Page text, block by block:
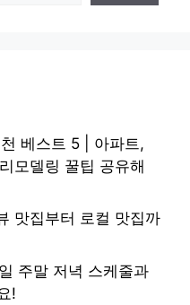
베스트 5 | 아파트,
모델링 꿀팁 공유해
맛집부터 로컬 맛집까
주말 저녁 스케줄과
!